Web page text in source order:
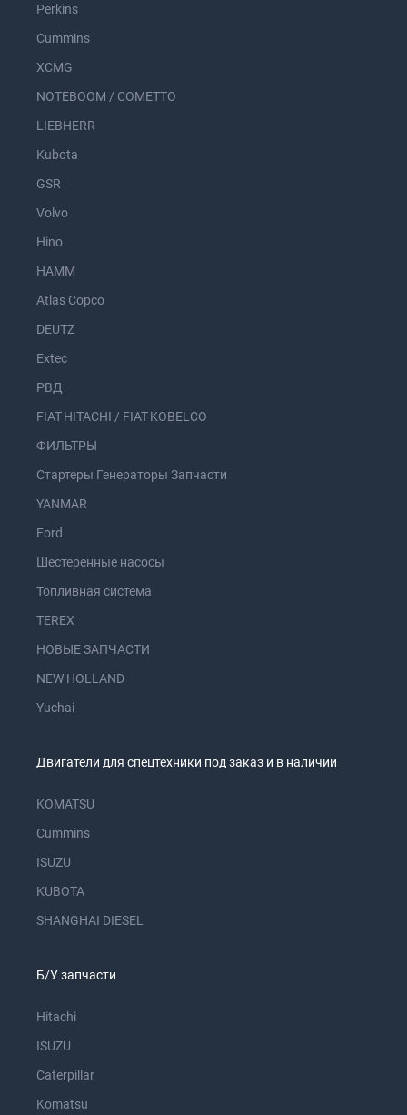
Perkins
Cummins
XCMG
NOTEBOOM / COMETTO
LIEBHERR
Kubota
GSR
Volvo
Hino
HAMM
Atlas Copco
DEUTZ
Extec
РВД
FIAT-HITACHI / FIAT-KOBELCO
ФИЛЬТРЫ
Стартеры Генераторы Запчасти
YANMAR
Ford
Шестеренные насосы
Топливная система
TEREX
НОВЫЕ ЗАПЧАСТИ
NEW HOLLAND
Yuchai
Двигатели для спецтехники под заказ и в наличии
KOMATSU
Cummins
ISUZU
KUBOTA
SHANGHAI DIESEL
Б/У запчасти
Hitachi
ISUZU
Caterpillar
Komatsu